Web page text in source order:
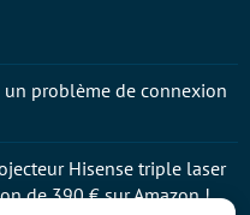
problème de connexion
Hisense triple laser
de 390 € sur Amazon !